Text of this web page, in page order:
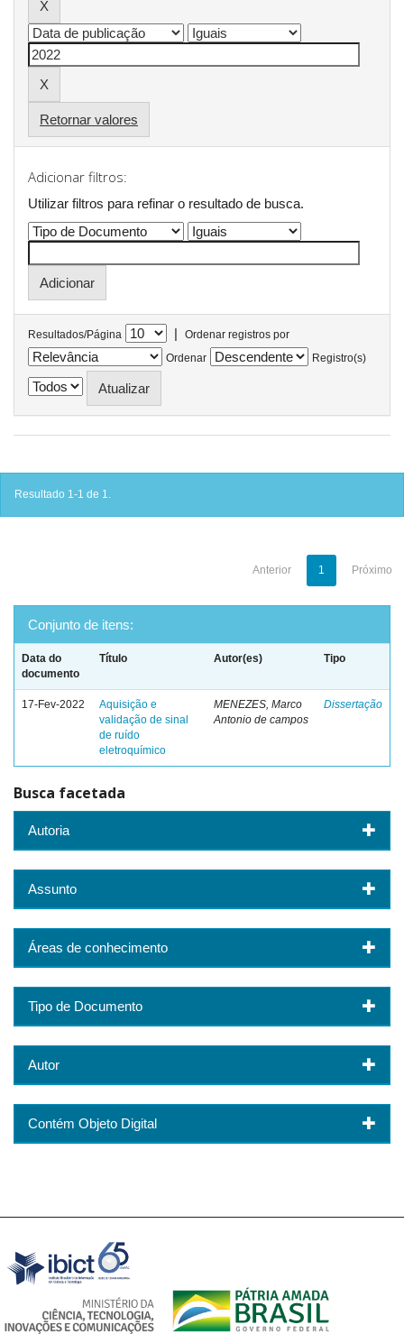
Retornar valores
Adicionar filtros:
Utilizar filtros para refinar o resultado de busca.
Resultados/Página |
Ordenar registros por
Ordenar
Registro(s)
Resultado 1-1 de 1.
Anterior 1 Próximo
Conjunto de itens:
Data do
documento
Título Autor(es) Tipo
17-Fev-2022
Aquisição e
validação de sinal
de ruído
eletroquímico
MENEZES, Marco
Antonio de campos
Dissertação
Busca facetada
Autoria
Assunto
Áreas de conhecimento
Tipo de Documento
Autor
Contém Objeto Digital